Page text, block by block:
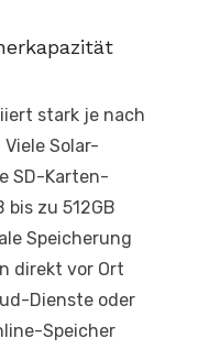
stark je nach
Solar-
SD-Karten-
bis zu 512GB
Speicherung
direkt vor Ort
Dienste oder
Speicher